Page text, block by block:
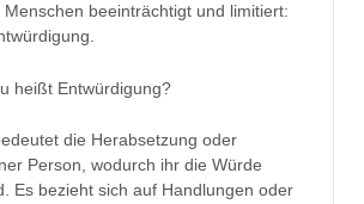
beeinträchtigt und limitiert:
heißt Entwürdigung?
die Herabsetzung oder
Person, wodurch ihr die Würde
Es bezieht sich auf Handlungen oder